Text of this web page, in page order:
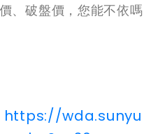
、破盤價，您能不依嗎
https://wda.sunyu